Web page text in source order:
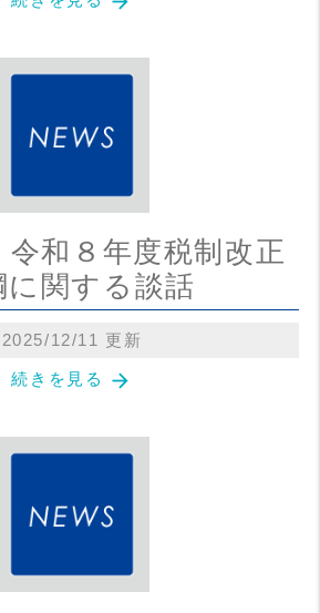
令和８年度税制改正
に関する談話
2025/12/11 更新
続きを見る arrow_forward